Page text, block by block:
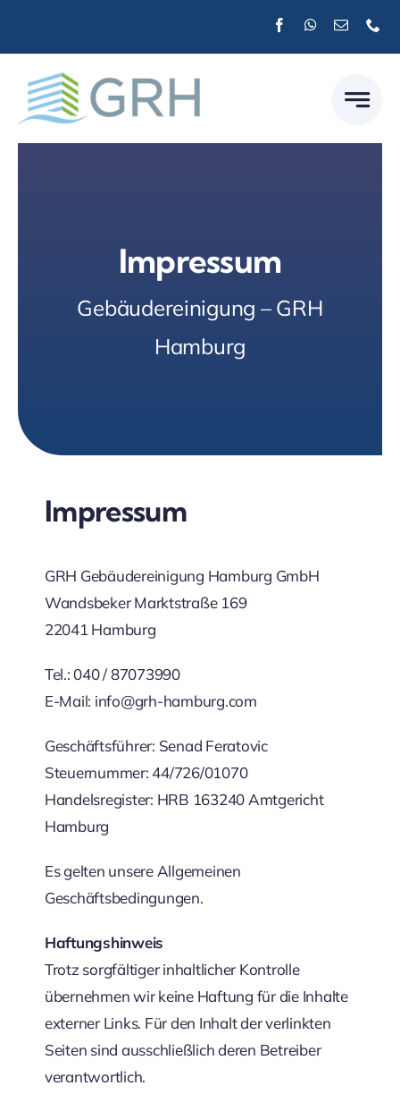
Impressum
Gebäudereinigung – GRH
Hamburg
Impressum
GRH Gebäudereinigung Hamburg GmbH
Wandsbeker Marktstraße 169
22041 Hamburg
Tel.: 040 / 87073990
E-Mail: info@grh-hamburg.com
Geschäftsführer: Senad Feratovic
Steuernummer: 44/726/01070
Handelsregister: HRB 163240 Amtgericht
Hamburg
Es gelten unsere Allgemeinen
Geschäftsbedingungen.
Haftungshinweis
Trotz sorgfältiger inhaltlicher Kontrolle
übernehmen wir keine Haftung für die Inhalte
externer Links. Für den Inhalt der verlinkten
Seiten sind ausschließlich deren Betreiber
verantwortlich.